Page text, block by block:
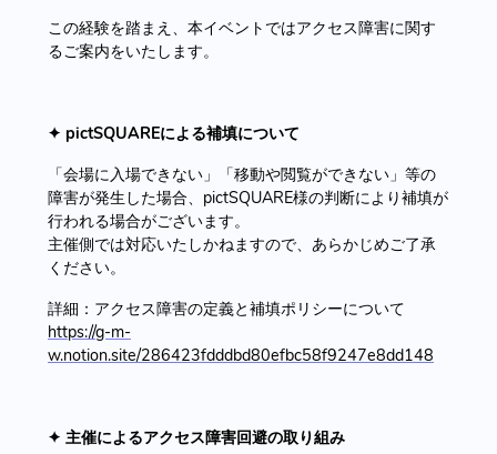
この経験を踏まえ、本イベントではアクセス障害に関す
るご案内をいたします。
✦ pictSQUAREによる補填について
「会場に入場できない」「移動や閲覧ができない」等の
障害が発生した場合、pictSQUARE様の判断により補填が
行われる場合がございます。
主催側では対応いたしかねますので、あらかじめご了承
ください。
詳細：アクセス障害の定義と補填ポリシーについて
https://g-m-
w.notion.site/286423fdddbd80efbc58f9247e8dd148
✦ 主催によるアクセス障害回避の取り組み